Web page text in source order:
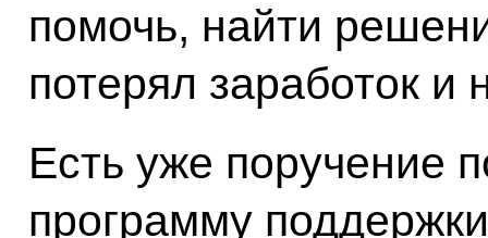
помочь, найти
потерял заработок и
Есть уже поручение
программу